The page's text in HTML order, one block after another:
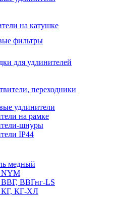
на катушке
фильтры
для удлинителей
переходники
удлинители
на рамке
шнуры
IP44
медный
NYM
ВВГ, ВВГнг-LS
КГ, КГ-ХЛ